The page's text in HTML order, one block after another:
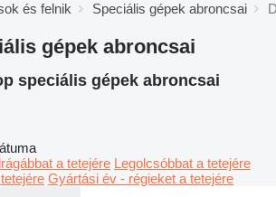
és felnik Speciális gépek abroncsai
gépek abroncsai
speciális gépek abroncsai
a tetejére Legolcsóbbat a tetejére
Gyártási év - régieket a tetejére